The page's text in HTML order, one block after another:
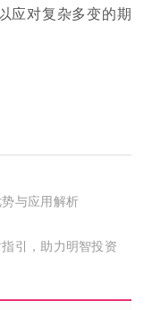
应对复杂多变的期
与应用解析
引，助力明智投资